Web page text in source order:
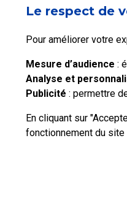
Le respect de
Pour améliorer votre
Mesure d’audience :
Analyse et
Publicité : permettre
En cliquant sur
fonctionnement du